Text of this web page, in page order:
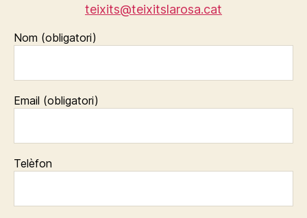
teixits@teixitslarosa.cat
Nom (obligatori)
Email (obligatori)
Telèfon